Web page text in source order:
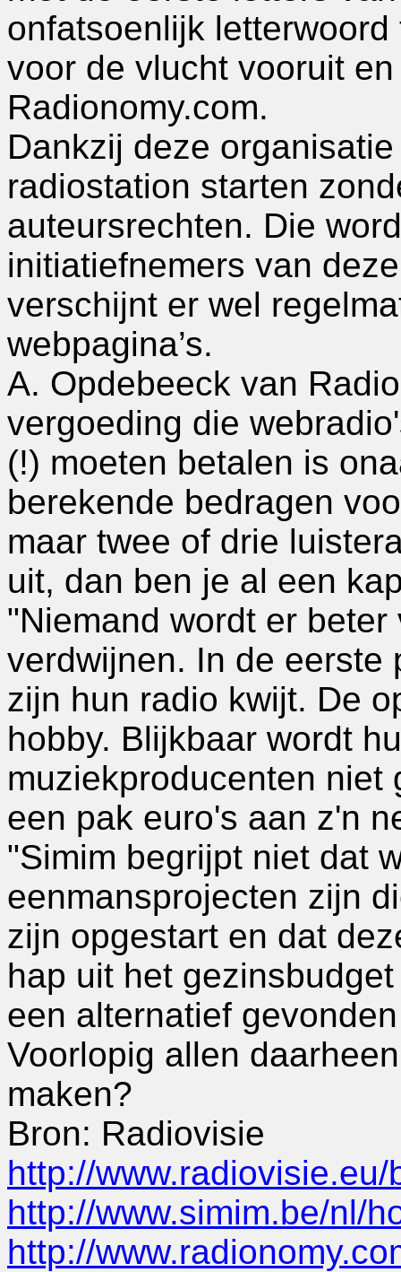
onfatsoenlijk
voor de vlucht vooruit
Radionomy.com.
Dankzij deze
radiostation starten
auteursrechten. Die
initiatiefnemers van
verschijnt er wel
webpagina’s.
A. Opdebeeck van
vergoeding die
(!) moeten betalen is
berekende bedragen
maar twee of drie
uit, dan ben je al een
"Niemand wordt er
verdwijnen. In de eerste
zijn hun radio kwijt. De
hobby. Blijkbaar wordt
muziekproducenten niet
een pak euro's aan z'n
"Simim begrijpt niet dat
eenmansprojecten zijn
zijn opgestart en dat
hap uit het
een alternatief
Voorlopig allen
maken?
Bron: Radiovisie
http://
http://www.simim.be/nl/
http://